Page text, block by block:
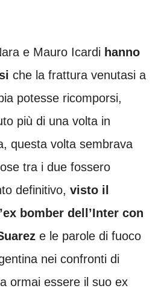
e Mauro Icardi hanno
che la frattura venutasi a
potesse ricomporsi,
più di una volta in
questa volta sembrava
tra i due fossero
definitivo, visto il
bomber dell’Inter con
e le parole di fuoco
nei confronti di
ormai essere il suo ex